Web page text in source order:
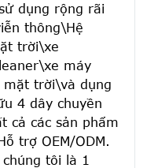
dụng rộng rãi
thông\Hệ
trời\xe
máy
mặt trời\và dụng
4 dây chuyền
cả các sản phẩm
trợ OEM/ODM.
tôi là 1